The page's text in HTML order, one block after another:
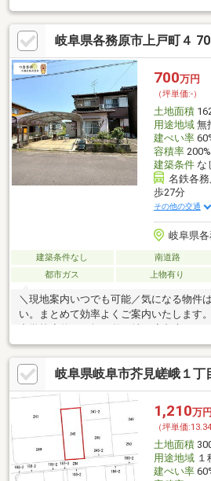
岐阜県各務原市上戸町４
700万円
（坪単価:-）
土地面積
用途地域無
建ぺい率
容積率200%
建築条件な
名鉄各
歩27分
その他の交通
岐阜県
建築条件なし 南道路
都市ガス
上物有り
＼現地案内いつでも可能／気になる物件
い。まとめて効率よくご案内いたします
住宅街□□建売以外のご相談も対応□□注文
のご相談も大歓迎！取引経験豊富なスタ
ットから取得手続きまで丁寧にご説明し
どのお手続きについて◇◇毎月のお支払
から新築オプションまで丁寧にサポート
借入のある方・フルローンご希望の方も
ーンアドバイザー在籍。ご相談無料！
岐阜県岐阜市芥見嵯峨１丁
1,210万円
（坪単価
土地面積
用途地域１
建ぺい率